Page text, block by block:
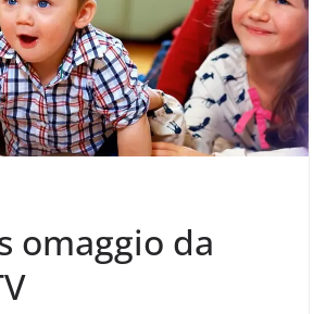
omaggio da